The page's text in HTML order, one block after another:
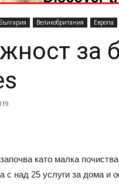
България Великобритания Европа
за
започва като малка
с над 25 услуги за дома